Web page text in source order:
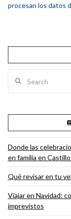
procesan los datos
Donde las
en familia en
Qué revisar en tu
Viajar en Navidad:
imprevistos